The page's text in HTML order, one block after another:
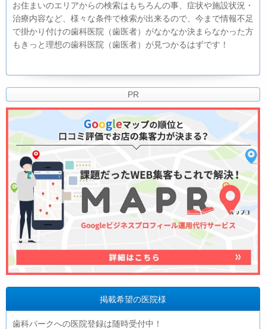
お住まいのエリアからの検索はもちろんの事、症状や施設状況・
治療内容など、様々な条件で検索が出来るので、今まで情報不足
で掛かり付けの歯科医院（歯医者）がなかなか決まらなかった方
もきっと理想の歯科医院（歯医者）が見つかるはずです！
PR
掲載希望の医院様
歯科パークへの医院登録は随時受付中！